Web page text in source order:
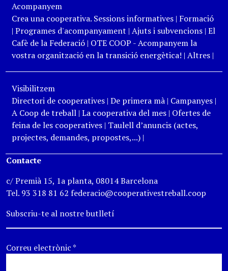
Acompanyem
Crea una cooperativa. Sessions informatives| Formació
| Programes d'acompanyament | Ajuts i subvencions| El
Cafè de la Federació| OTE COOP - Acompanyem la
vostra organització en la transició energètica! | Altres|
Visibilitzem
Directori de cooperatives| De primera mà| Campanyes|
A Coop de treball| La cooperativa del mes| Ofertes de
feina de les cooperatives| Taulell d’anuncis (actes,
projectes, demandes, propostes,...)|
Contacte
c/ Premià 15, 1a planta, 08014 Barcelona
Tel. 93 318 81 62 federacio@cooperativestreball.coop
Subscriu-te al nostre butlletí
Correu electrònic*